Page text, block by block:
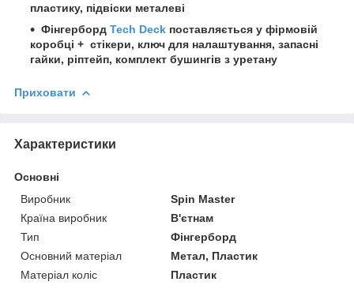
пластику, підвіски металеві
Фінгерборд Tech Deck поставляється у фірмовій
коробці + стікери, ключ для налаштування, запасні
гайки, ріптейп, комплект бушингів з уретану
Приховати
Характеристики
Основні
Виробник
Spin Master
Країна виробник
В'єтнам
Тип
Фінгерборд
Основний матеріал
Метал, Пластик
Матеріал коліс
Пластик